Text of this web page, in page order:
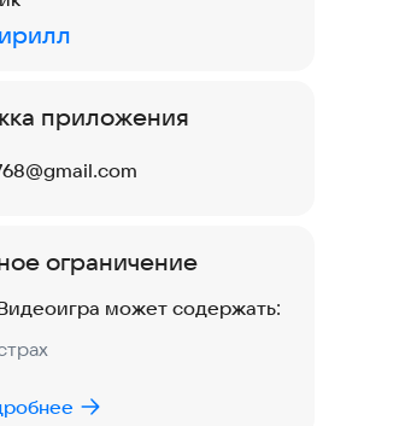
приложения
ограничение
может содержать: